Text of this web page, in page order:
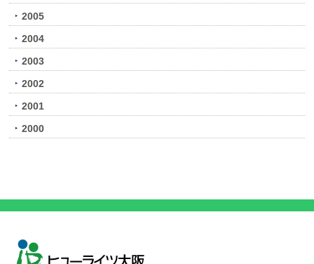
2005
2004
2003
2002
2001
2000